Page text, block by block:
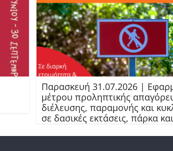
Παρασκευή 31.07.2026 |
μέτρου προληπτικής
διέλευσης, παραμονής και
σε δασικές εκτάσεις, πάρκα